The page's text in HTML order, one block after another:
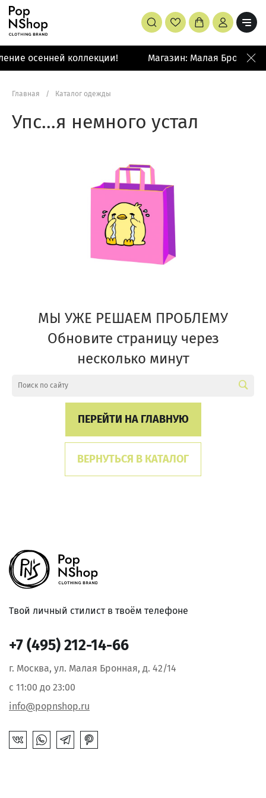
осенней коллекции! Магазин: Малая Бронная
Главная / Каталог одежды
Упс…я немного устал
МЫ УЖЕ РЕШАЕМ ПРОБЛЕМУ
Обновите страницу через
несколько минут
ПЕРЕЙТИ НА ГЛАВНУЮ
ВЕРНУТЬСЯ В КАТАЛОГ
Твой личный стилист в твоём телефоне
+7 (495) 212-14-66
г. Москва, ул. Малая Бронная, д. 42/14
с 11:00 до 23:00
info@popnshop.ru